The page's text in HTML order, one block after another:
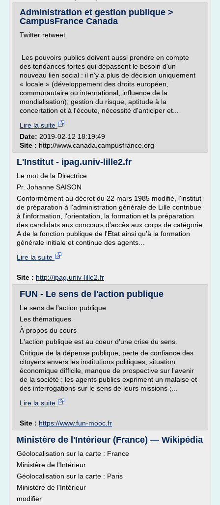
Administration et gestion publique >
CampusFrance Canada
Twitter retweet
Les pouvoirs publics doivent aussi prendre en compte
des tendances fortes qui dépassent le besoin d'un
nouveau lien social : il n'y a plus de décision uniquement
« locale » (dé­veloppement des droits européen,
communautaire ou international, in­fluence de la
mondialisation); gestion du risque, aptitude à la
concertation et à l'écoute, nécessité d'anticiper et...
Lire la suite
Date: 2019-02-12 18:19:49
Site : http://www.canada.campusfrance.org
L'Institut - ipag.univ-lille2.fr
Le mot de la Directrice
Pr. Johanne SAISON
Conformément au décret du 22 mars 1985 modifié, l'institut
de préparation à l'administration générale de Lille contribue
à l'information, l'orientation, la formation et la préparation
des candidats aux concours d'accès aux corps de catégorie
A de la fonction publique de l'Etat ainsi qu'à la formation
générale initiale et continue des agents...
Lire la suite
Site : http://ipag.univ-lille2.fr
FUN - Le sens de l'action publique
Le sens de l'action publique
Les thématiques
À propos du cours
L'action publique est au coeur d'une crise du sens.
Critique de la dépense publique, perte de confiance des
citoyens envers les institutions politiques, situation
économique difficile, manque de prospective sur l'avenir
de la société : les agents publics expriment un malaise et
des interrogations sur le sens de leurs missions ;...
Lire la suite
Site : https://www.fun-mooc.fr
Ministère de l'Intérieur (France) — Wikipédia
Géolocalisation sur la carte : France
Ministère de l'Intérieur
Géolocalisation sur la carte : Paris
Ministère de l'Intérieur
modifier